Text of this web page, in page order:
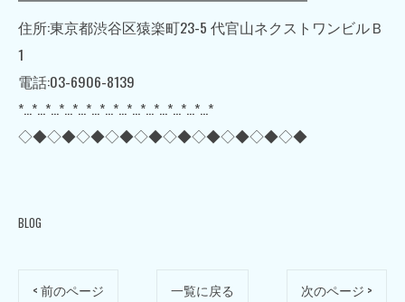
住所:東京都渋谷区猿楽町23-5 代官山ネクストワンビルＢ
1
電話:03-6906-8139
*…*…*…*…*…*…*…*…*…*…*…*…*…*…*
◇◆◇◆◇◆◇◆◇◆◇◆◇◆◇◆◇◆◇◆
BLOG
< 前のページ 一覧に戻る 次のページ >